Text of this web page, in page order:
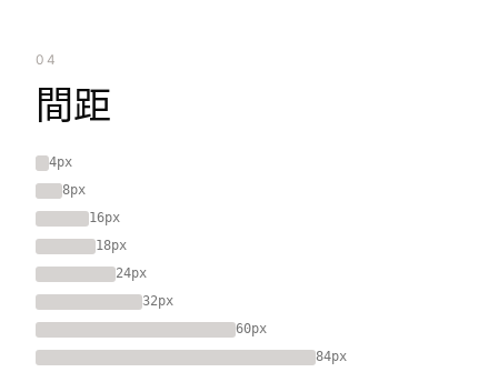
04
間距
4px
8px
16px
18px
24px
32px
60px
84px